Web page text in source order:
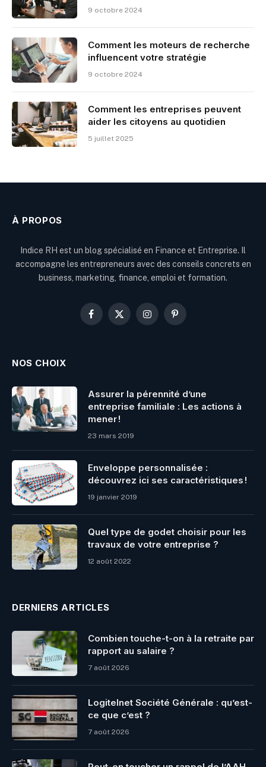
9 octobre 2024
Comment les moteurs de recherche
influencent votre stratégie
9 octobre 2024
Comment les entreprises peuvent
aider les citoyens au quotidien
5 juillet 2025
À PROPOS
Indice RH est un blog spécialisé en Finance et Entreprise. Il
accompagne les entrepreneurs avec des conseils concrets en
business, marketing, finance, emploi et formation.
Facebook
X
InstagramPinterest
NOS CHOIX
Assurer la pérennité d’une
entreprise familiale : Les actions à
mener !
23 mars 2019
Enveloppe personnalisée :
découvrez ici ses caractéristiques !
19 janvier 2019
Quel type de godet choisir pour les
travaux de votre entreprise ?
12 août 2022
DERNIERS ARTICLES
Combien touche-t-on à la retraite par
rapport au salaire ?
7 août 2026
Logitelnet Société Générale : qu’est-
ce que c’est ?
7 août 2026